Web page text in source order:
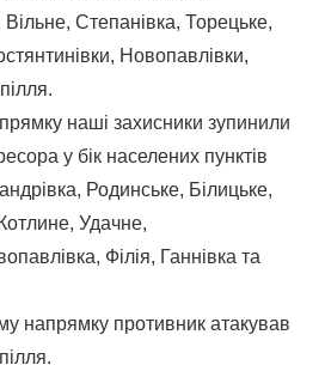
Степанівка, Торецьке,
Новопавлівки,
наші захисники зупинили
у бік населених пунктів
Родинське, Білицьке,
Удачне,
Філія, Ганнівка та
напрямку противник атакував